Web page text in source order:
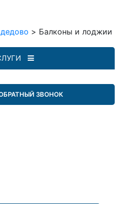
> Балконы и лоджии
ЗВОНОК